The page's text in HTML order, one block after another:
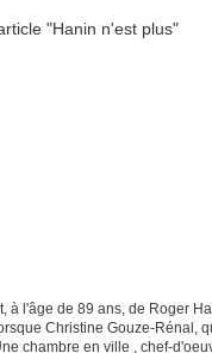
à l'âge de 89 ans, de Roger
Christine Gouze-Rénal,
chambre en ville , chef-